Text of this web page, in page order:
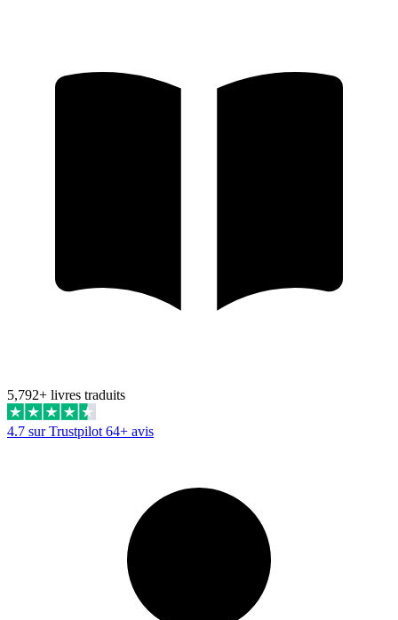
5,792+ livres traduits
4.7 sur Trustpilot 64+ avis